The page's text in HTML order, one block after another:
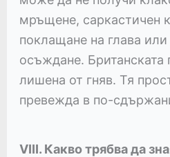
мръщене, саркастичен
поклащане на глава
осъждане. Британската
лишена от гняв. Тя
превежда в по-
VIII. Какво трябва да